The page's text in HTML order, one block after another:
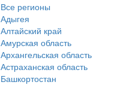
Все регионы
Адыгея
Алтайский край
Амурская область
Архангельская область
Астраханская область
Башкортостан